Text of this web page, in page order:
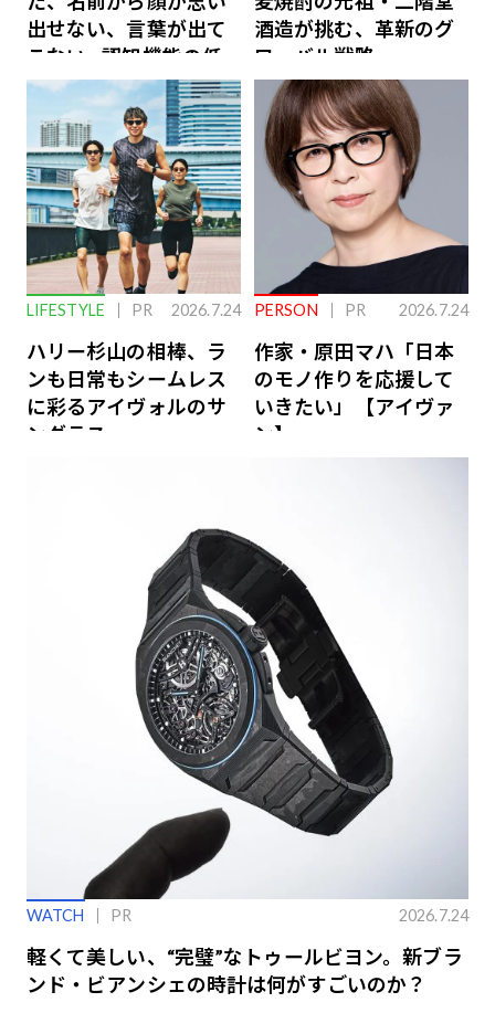
出せない、言葉が出て
こない…認知機能の低
下を救う、脳のインナ
ーケアとは
酒造が挑む、革新のグ
ローバル戦略
LIFESTYLE PR 2026.7.24
ハリー杉山の相棒、ラ
ンも日常もシームレス
に彩るアイヴォルのサ
ングラス
PERSON PR 2026.7.24
作家・原田マハ「日本
のモノ作りを応援して
いきたい」【アイヴァ
ン】
WATCH PR 2026.7.24
軽くて美しい、“完璧”なトゥールビヨン。新ブラ
ンド・ビアンシェの時計は何がすごいのか？